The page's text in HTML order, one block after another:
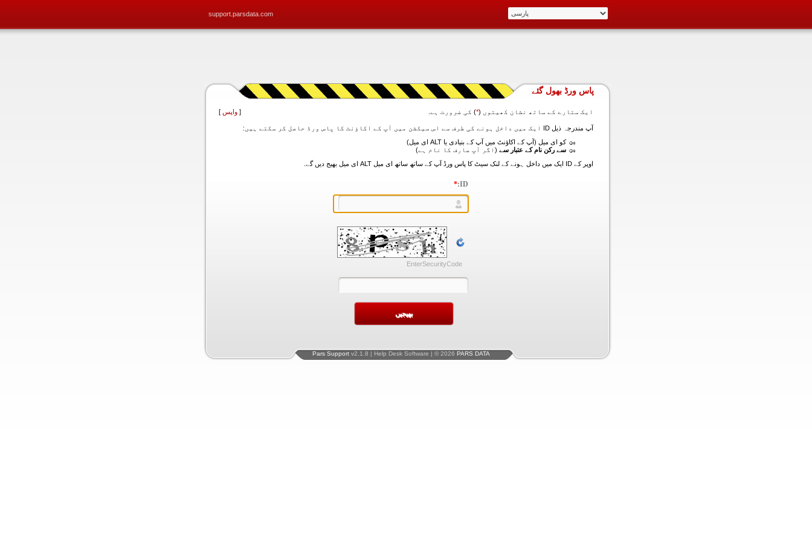
support.parsdata.com
پاس ورڈ بھول گئے
ایک ستارے کے ساتھ نشان کھیتوں (*) کی ضرورت ہے. [ واپس ]
آپ مندرجہ ذیل ID ایک میں داخل ہونے کی طرف سے اس سیکشن میں آپ کے اکاؤنٹ کا پاس ورڈ حاصل کر سکتے ہیں:
کو ای میل (آپ کے اکاؤنٹ میں آپ کے بنیادی یا ALT ای میل)
سے رکن نام کے عتبار سے (اگر آپ صارف کا نام ہے)
اوپر کے ID ایک میں داخل ہونے کے لنک سیٹ کا پاس ورڈ آپ کے ساتھ ساتھ ای میل ALT ای میل بھیج دیں گے.
ID:
*
EnterSecurityCode
Pars Support v2.1.8 | Help Desk Software | © 2026 PARS DATA